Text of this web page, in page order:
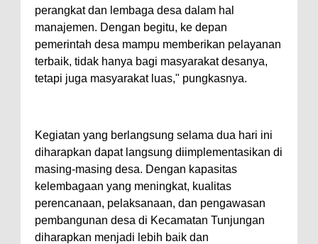
perangkat dan lembaga desa dalam hal
manajemen. Dengan begitu, ke depan
pemerintah desa mampu memberikan pelayanan
terbaik, tidak hanya bagi masyarakat desanya,
tetapi juga masyarakat luas," pungkasnya.
Kegiatan yang berlangsung selama dua hari ini
diharapkan dapat langsung diimplementasikan di
masing-masing desa. Dengan kapasitas
kelembagaan yang meningkat, kualitas
perencanaan, pelaksanaan, dan pengawasan
pembangunan desa di Kecamatan Tunjungan
diharapkan menjadi lebih baik dan